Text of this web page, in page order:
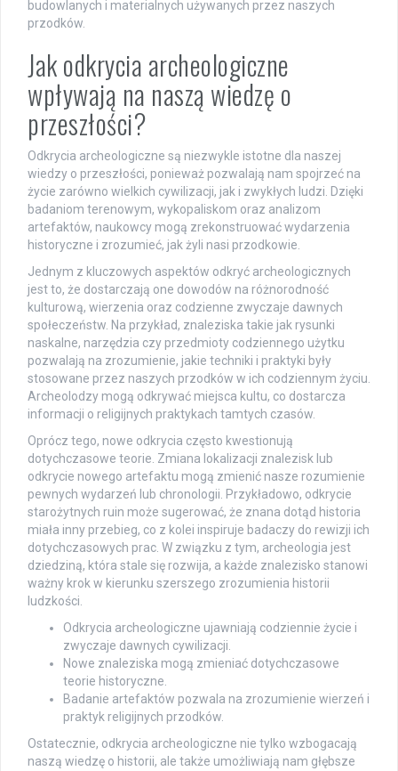
budowlanych i materialnych używanych przez naszych
przodków.
Jak odkrycia archeologiczne
wpływają na naszą wiedzę o
przeszłości?
Odkrycia archeologiczne są niezwykle istotne dla naszej
wiedzy o przeszłości, ponieważ pozwalają nam spojrzeć na
życie zarówno wielkich cywilizacji, jak i zwykłych ludzi. Dzięki
badaniom terenowym, wykopaliskom oraz analizom
artefaktów, naukowcy mogą zrekonstruować wydarzenia
historyczne i zrozumieć, jak żyli nasi przodkowie.
Jednym z kluczowych aspektów odkryć archeologicznych
jest to, że dostarczają one dowodów na różnorodność
kulturową, wierzenia oraz codzienne zwyczaje dawnych
społeczeństw. Na przykład, znaleziska takie jak rysunki
naskalne, narzędzia czy przedmioty codziennego użytku
pozwalają na zrozumienie, jakie techniki i praktyki były
stosowane przez naszych przodków w ich codziennym życiu.
Archeolodzy mogą odkrywać miejsca kultu, co dostarcza
informacji o religijnych praktykach tamtych czasów.
Oprócz tego, nowe odkrycia często kwestionują
dotychczasowe teorie. Zmiana lokalizacji znalezisk lub
odkrycie nowego artefaktu mogą zmienić nasze rozumienie
pewnych wydarzeń lub chronologii. Przykładowo, odkrycie
starożytnych ruin może sugerować, że znana dotąd historia
miała inny przebieg, co z kolei inspiruje badaczy do rewizji ich
dotychczasowych prac. W związku z tym, archeologia jest
dziedziną, która stale się rozwija, a każde znalezisko stanowi
ważny krok w kierunku szerszego zrozumienia historii
ludzkości.
Odkrycia archeologiczne ujawniają codziennie życie i
zwyczaje dawnych cywilizacji.
Nowe znaleziska mogą zmieniać dotychczasowe
teorie historyczne.
Badanie artefaktów pozwala na zrozumienie wierzeń i
praktyk religijnych przodków.
Ostatecznie, odkrycia archeologiczne nie tylko wzbogacają
naszą wiedzę o historii, ale także umożliwiają nam głębsze